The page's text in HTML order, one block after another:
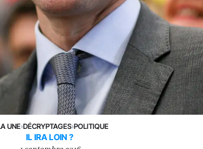
UNE›DÉCRYPTAGES›POLITIQUE
IL IRA LOIN ?